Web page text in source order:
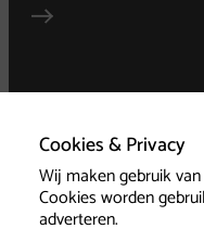
Cookies & Privacy
Wij maken gebruik
Cookies worden
adverteren.
voorwaarden
Privacy